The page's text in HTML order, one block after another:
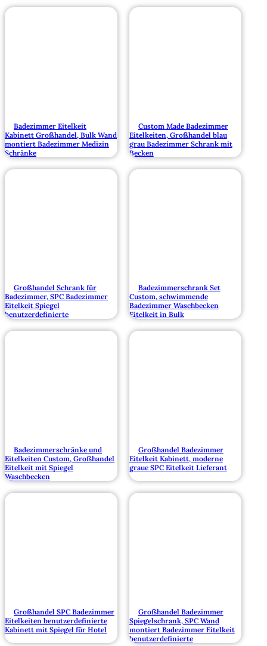
Badezimmer Eitelkeit
Kabinett Großhandel, Bulk Wand
montiert Badezimmer Medizin
Schränke
Custom Made Badezimmer
Eitelkeiten, Großhandel blau
grau Badezimmer Schrank mit
Becken
Großhandel Schrank für
Badezimmer, SPC Badezimmer
Eitelkeit Spiegel
benutzerdefinierte
Badezimmerschrank Set
Custom, schwimmende
Badezimmer Waschbecken
Eitelkeit in Bulk
Badezimmerschränke und
Eitelkeiten Custom, Großhandel
Eitelkeit mit Spiegel
Waschbecken
Großhandel Badezimmer
Eitelkeit Kabinett, moderne
graue SPC Eitelkeit Lieferant
Großhandel SPC Badezimmer
Eitelkeiten benutzerdefinierte
Kabinett mit Spiegel für Hotel
Großhandel Badezimmer
Spiegelschrank, SPC Wand
montiert Badezimmer Eitelkeit
benutzerdefinierte